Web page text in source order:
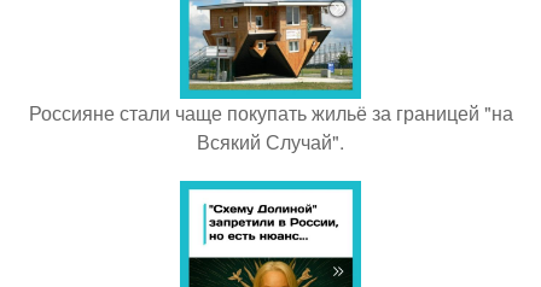
Россияне стали чаще покупать жильё за границей "на
Всякий Случай".